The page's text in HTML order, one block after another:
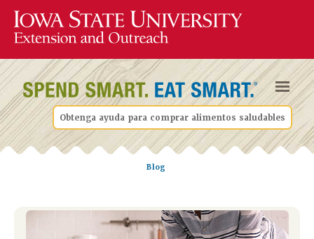
Obtenga ayuda para comprar alimentos saludables
Blog